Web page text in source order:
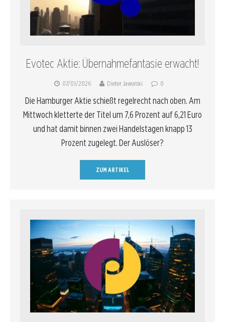
Evotec Aktie: Übernahmefantasie erwacht!
07/01/2026 Dieter Jaworski 0
Die Hamburger Aktie schießt regelrecht nach oben. Am
Mittwoch kletterte der Titel um 7,6 Prozent auf 6,21 Euro
und hat damit binnen zwei Handelstagen knapp 13
Prozent zugelegt. Der Auslöser?
ZUM ARTIKEL